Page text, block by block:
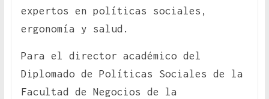
expertos en políticas sociales,
ergonomía y salud.
Para el director académico del
Diplomado de Políticas Sociales de la
Facultad de Negocios de la